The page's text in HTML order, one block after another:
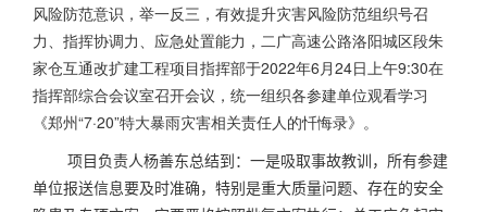
风险防范意识，举一反三，有效提升灾害风险防范组织号召
力、指挥协调力、应急处置能力，二广高速公路洛阳城区段朱
家仓互通改扩建工程项目指挥部于2022年6月24日上午9:30在
指挥部综合会议室召开会议，统一组织各参建单位观看学习
《郑州“7·20”特大暴雨灾害相关责任人的忏悔录》。
项目负责人杨善东总结到：一是吸取事故教训，所有参建
单位报送信息要及时准确，特别是重大质量问题、存在的安全